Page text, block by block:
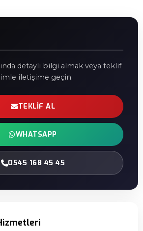
detaylı bilgi almak veya teklif
iletişime geçin.
TEKLIF AL
WHATSAPP
0545 168 45 45